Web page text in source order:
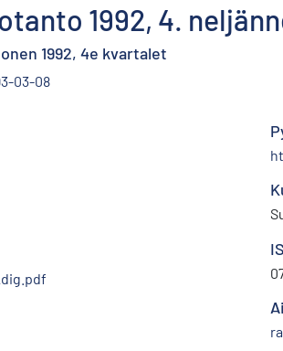
1992, 4.
1992, 4e kvartalet
03-08